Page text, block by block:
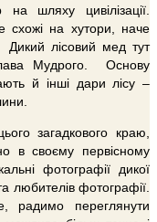
шляху цивілізації.
схожі на хутори, наче
Дикий лісовий мед тут
Мудрого. Основу
й інші дари лісу –
загадкового краю,
в своєму первісному
фотографії дикої
любителів фотографії.
радимо переглянути